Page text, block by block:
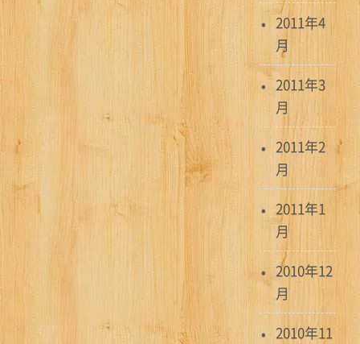
2011年4
月
2011年3
月
2011年2
月
2011年1
月
2010年12
月
2010年11